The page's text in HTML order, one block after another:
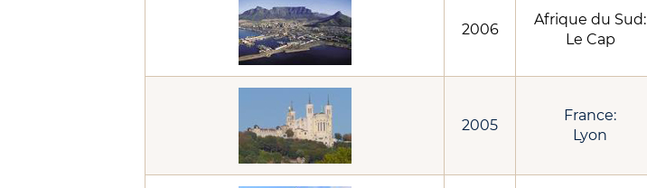
2006
Afrique du Sud:
Le Cap
2005
France:
Lyon